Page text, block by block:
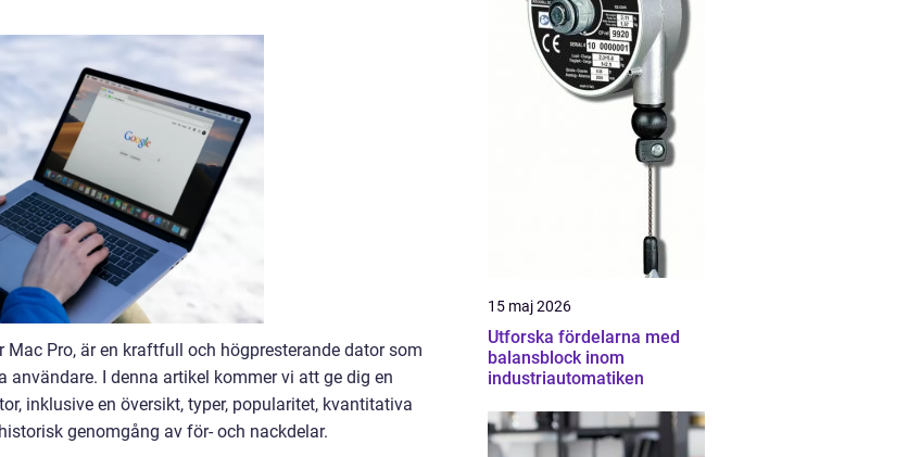
Pro, är en kraftfull och högpresterande dator som
I denna artikel kommer vi att ge dig en
inklusive en översikt, typer, popularitet, kvantitativa
genomgång av för- och nackdelar.
15 maj 2026
Utforska fördelarna med
balansblock inom
industriautomatiken